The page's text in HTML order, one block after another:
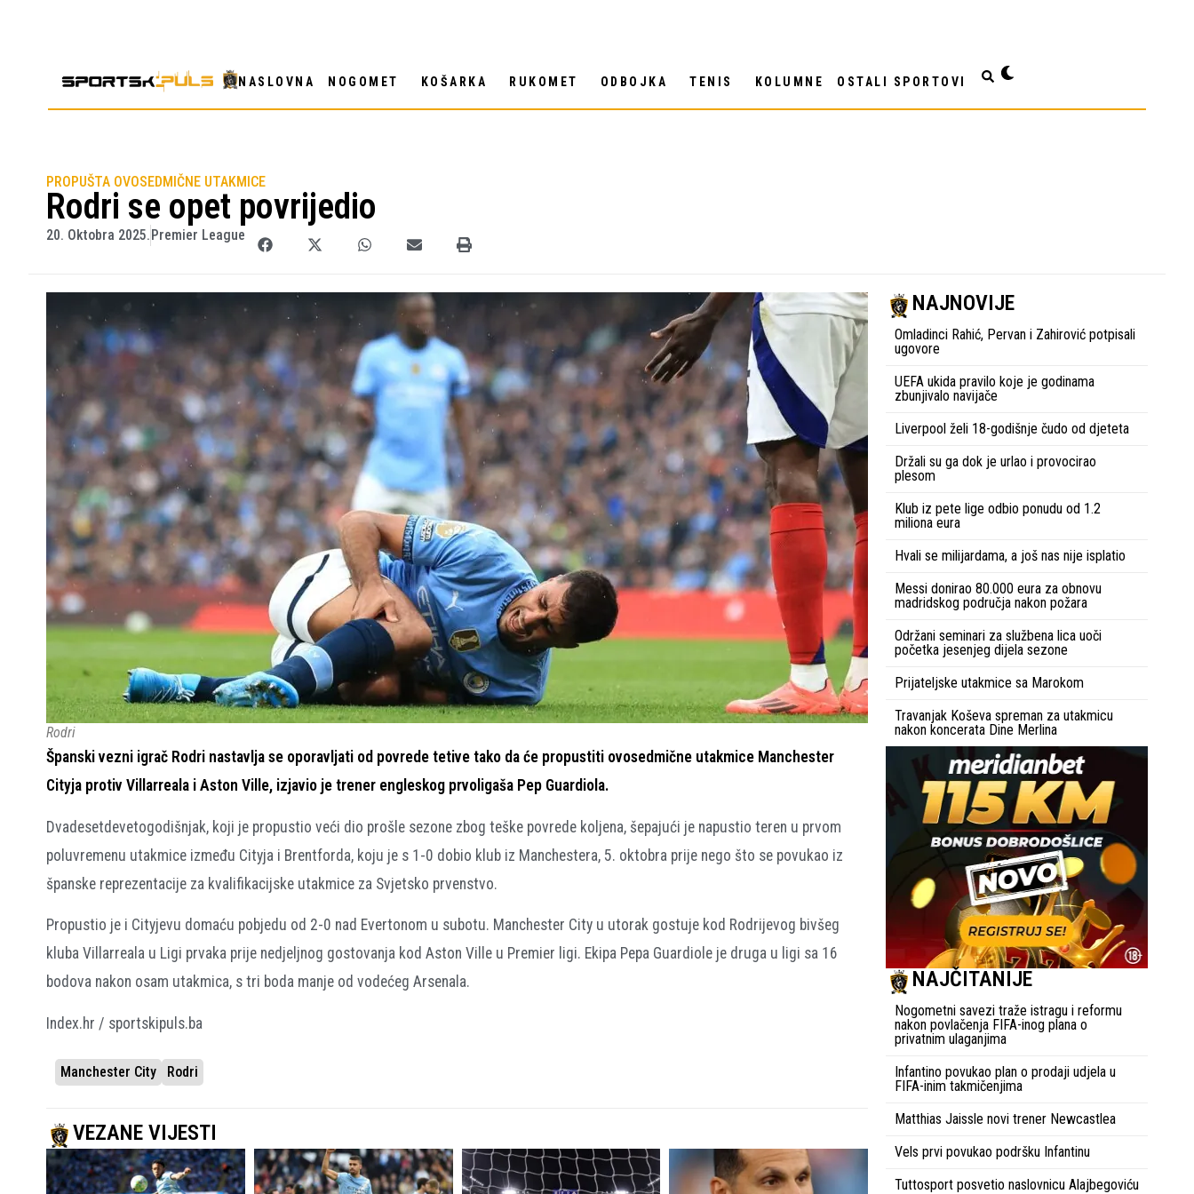
NASLOVNA NOGOMET KOŠARKA RUKOMET ODBOJKA TENIS KOLUMNE OSTALI SPORTOVI
PROPUŠTA OVOSEDMIČNE UTAKMICE
Rodri se opet povrijedio
20. Oktobra 2025.Premier League
Rodri
Španski vezni igrač Rodri nastavlja se oporavljati od povrede tetive tako da će propustiti ovosedmične utakmice Manchester
Cityja protiv Villarreala i Aston Ville, izjavio je trener engleskog prvoligaša Pep Guardiola.
Dvadesetdevetogodišnjak, koji je propustio veći dio prošle sezone zbog teške povrede koljena, šepajući je napustio teren u prvom
poluvremenu utakmice između Cityja i Brentforda, koju je s 1-0 dobio klub iz Manchestera, 5. oktobra prije nego što se povukao iz
španske reprezentacije za kvalifikacijske utakmice za Svjetsko prvenstvo.
Propustio je i Cityjevu domaću pobjedu od 2-0 nad Evertonom u subotu. Manchester City u utorak gostuje kod Rodrijevog bivšeg
kluba Villarreala u Ligi prvaka prije nedjeljnog gostovanja kod Aston Ville u Premier ligi. Ekipa Pepa Guardiole je druga u ligi sa 16
bodova nakon osam utakmica, s tri boda manje od vodećeg Arsenala.
Index.hr / sportskipuls.ba
Manchester City Rodri
VEZANE VIJESTI
NAJNOVIJE
Omladinci Rahić, Pervan i Zahirović potpisali
ugovore
UEFA ukida pravilo koje je godinama
zbunjivalo navijače
Liverpool želi 18-godišnje čudo od djeteta
Držali su ga dok je urlao i provocirao
plesom
Klub iz pete lige odbio ponudu od 1.2
miliona eura
Hvali se milijardama, a još nas nije isplatio
Messi donirao 80.000 eura za obnovu
madridskog područja nakon požara
Održani seminari za službena lica uoči
početka jesenjeg dijela sezone
Prijateljske utakmice sa Marokom
Travanjak Koševa spreman za utakmicu
nakon koncerata Dine Merlina
NAJČITANIJE
Nogometni savezi traže istragu i reformu
nakon povlačenja FIFA-inog plana o
privatnim ulaganjima
Infantino povukao plan o prodaji udjela u
FIFA-inim takmičenjima
Matthias Jaissle novi trener Newcastlea
Vels prvi povukao podršku Infantinu
Tuttosport posvetio naslovnicu Alajbegoviću